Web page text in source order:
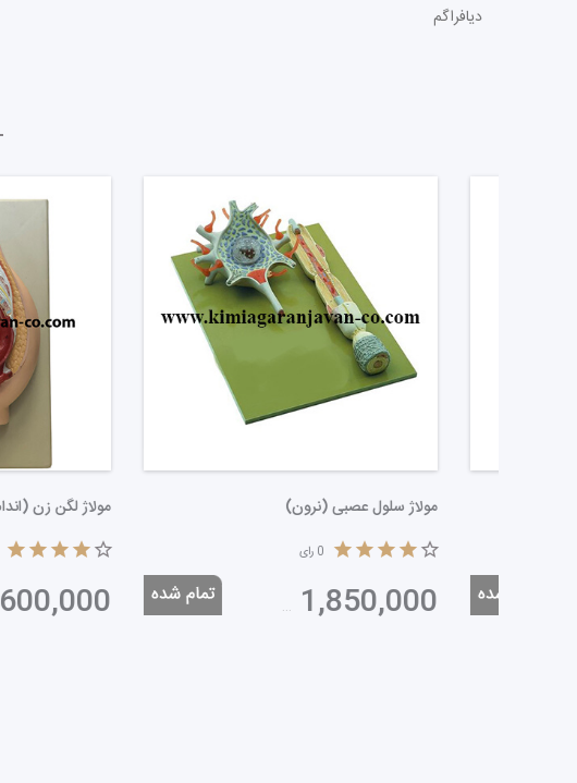
دیافراگم
مولاژ سلول عصبی (نرون)
0رای
1,850,000
مولاژ دندان آموزش مسواک کوچک
0رای
495,000 تومان